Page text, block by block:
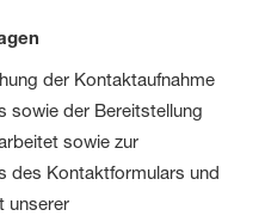
der Kontaktaufnahme
sowie der Bereitstellung
sowie zur
des Kontaktformulars und
unserer